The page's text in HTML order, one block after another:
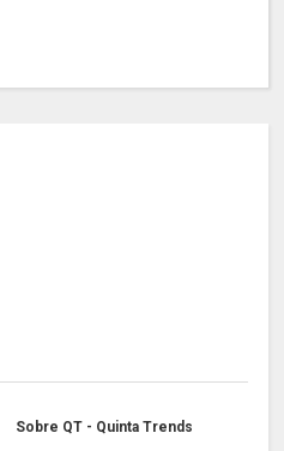
Sobre QT - Quinta Trends